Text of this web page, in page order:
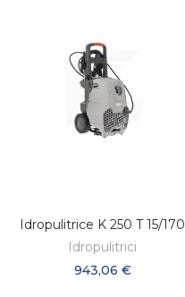
AGGIUNGI AL CARRELLO
Idropulitrice K 250 T 15/170
Idropulitrici
943,06 €